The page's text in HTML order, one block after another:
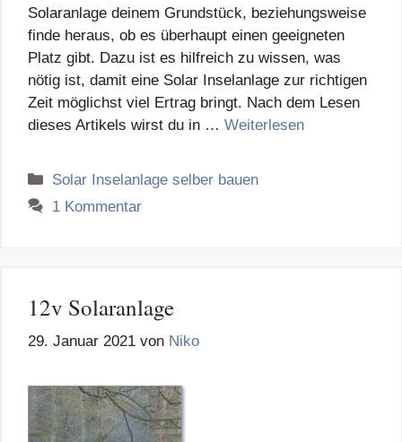
Solaranlage deinem Grundstück, beziehungsweise
finde heraus, ob es überhaupt einen geeigneten
Platz gibt. Dazu ist es hilfreich zu wissen, was
nötig ist, damit eine Solar Inselanlage zur richtigen
Zeit möglichst viel Ertrag bringt. Nach dem Lesen
dieses Artikels wirst du in … Weiterlesen
Kategorien
Solar Inselanlage selber bauen
1 Kommentar
12v Solaranlage
29. Januar 2021 von Niko